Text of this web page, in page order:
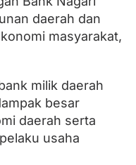
daerah dan
masyarakat,
milik daerah
besar
daerah serta
usaha